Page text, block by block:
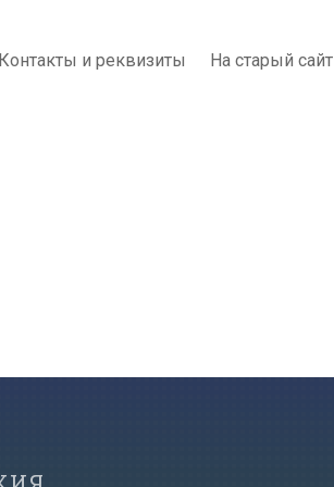
Контакты и реквизиты На старый сайт